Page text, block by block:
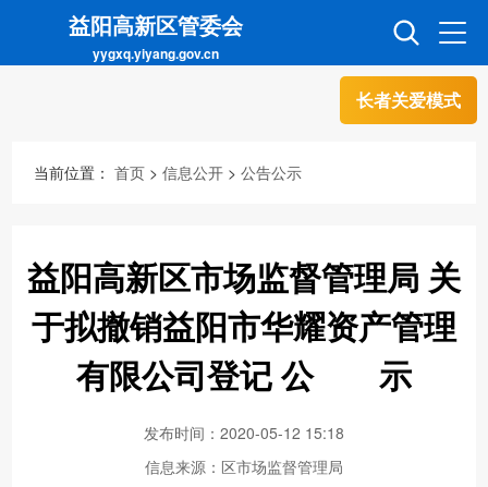
益阳高新区管委会
yygxq.yiyang.gov.cn
互动交流 政务超市
人才超市 金融超市
长者关爱模式
当前位置：首页 >信息公开 >公告公示
益阳高新区市场监督管理局 关
于拟撤销益阳市华耀资产管理
有限公司登记 公 示
发布时间：2020-05-12 15:18
信息来源：区市场监督管理局